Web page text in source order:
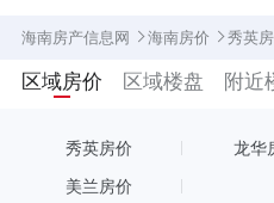
海南房产信息网 海南房价 秀英
区域房价 区域楼盘 附近
秀英房价 龙华
美兰房价